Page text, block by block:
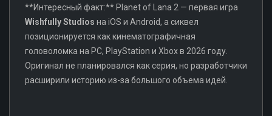
**Интересный факт:** Planet of Lana 2 — первая игра
Wishfully Studios на iOS и Android, а сиквел
позиционируется как кинематографичная
головоломка на PC, PlayStation и Xbox в 2026 году.
Оригинал не планировался как серия, но разработчики
расширили историю из-за большого объема идей.